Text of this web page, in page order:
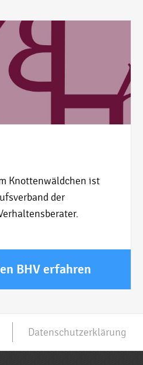
Knottenwäldchen ist
der
BHV erfahren
Datenschutzerklärung